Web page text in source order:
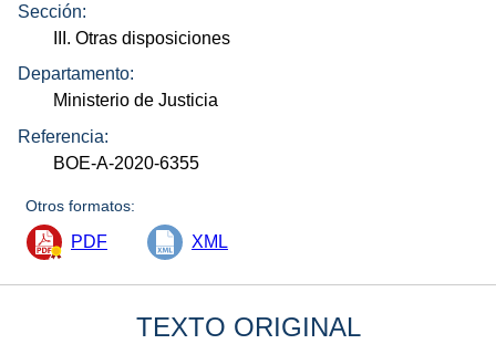
Sección:
III. Otras disposiciones
Departamento:
Ministerio de Justicia
Referencia:
BOE-A-2020-6355
Otros formatos:
PDF XML
TEXTO ORIGINAL